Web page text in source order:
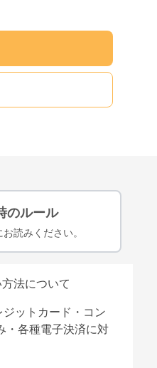
のルール
読みください。
法について
ットカード・コン
・各種電子決済に対